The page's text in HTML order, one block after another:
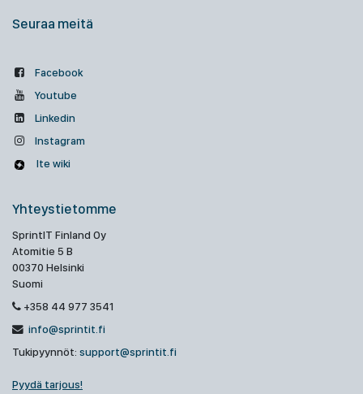
Seuraa meitä
Facebook
Youtube
Linkedin
Instagram
Ite wiki
Yhteystietomme
SprintIT Finland Oy
Atomitie 5 B
00370 Helsinki
Suomi
+358 44 977 3541
info@sprintit.fi
Tukipyynnöt: support@sprintit.fi
Pyydä tarjous!